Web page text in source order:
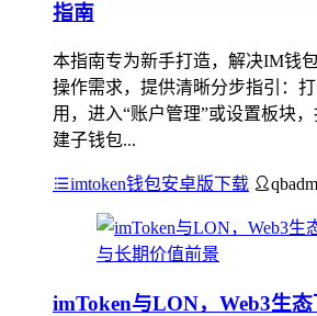
指南
本指南专为新手打造，解决IM钱
操作需求，提供清晰分步指引：
用，进入“账户管理”或设置板块
建子钱包...
imtoken钱包安卓版下载
imToken与LON，Web3生